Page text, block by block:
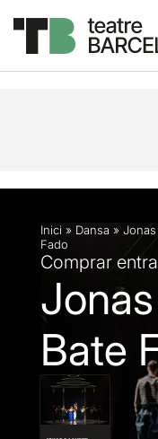
Descripció
Inici » Dansa »
Fado
Comprar
Bate